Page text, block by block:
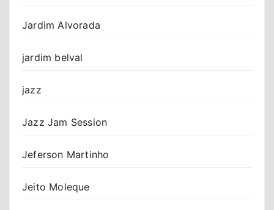
Jardim Alvorada
jardim belval
jazz
Jazz Jam Session
Jeferson Martinho
Jeito Moleque